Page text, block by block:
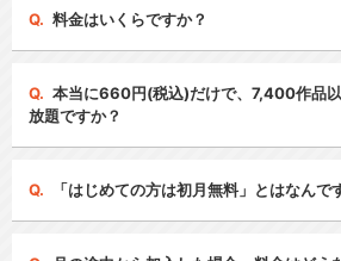
料金はいくらですか？
本当に660円(税込)だけで、7,400作品
放題ですか？
「はじめての方は初月無料」とはなんで